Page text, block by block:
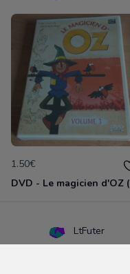
1.50€
LtFuter